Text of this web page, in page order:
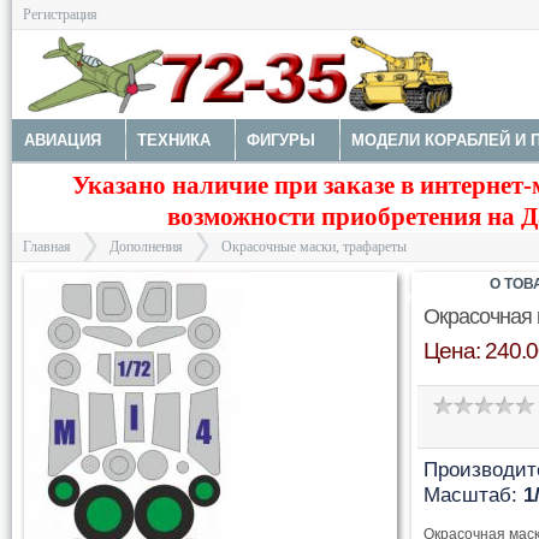
Регистрация
АВИАЦИЯ ТЕХНИКА ФИГУРЫ МОДЕЛИ КОРАБЛЕЙ И
ДОПОЛНЕНИЯ ДЕКАЛИ КОЛЕСА НАБОРЫ
КРАСКИ И ИНСТРУМЕНТЫ
Указано наличие при заказе в
возможности приобретения на
Главная Дополнения
>
Окрасочные маски, трафареты
Цена:
Масштаб:
Окрасочная
О